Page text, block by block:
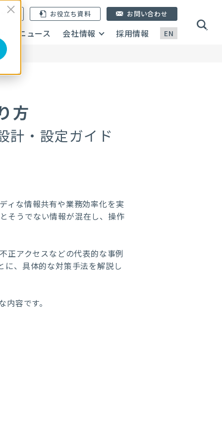
EN
録 お役立ち資料
ニュース 会社情報 採用情報
お問い合わせ
方
計・設定ガイド
ィな情報共有や業務効率化を実
そうでない情報が混在し、操作
正アクセスなどの代表的な事例
に、具体的な対策手法を解説し
容です。